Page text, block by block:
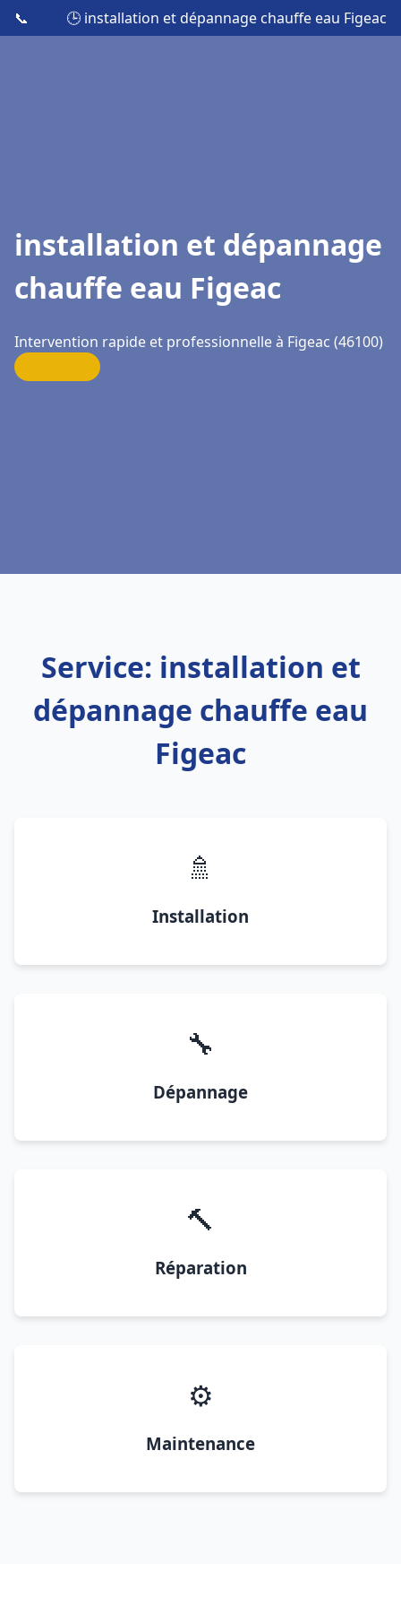
📞 🕒 installation et dépannage chauffe eau Figeac
installation et dépannage
chauffe eau Figeac
Intervention rapide et professionnelle à Figeac (46100)
Service: installation et
dépannage chauffe eau
Figeac
🚿
Installation
🔧
Dépannage
🔨
Réparation
⚙️
Maintenance